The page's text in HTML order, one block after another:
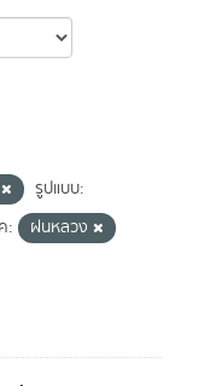
รูปแบบ:
:
ฝนหลวง